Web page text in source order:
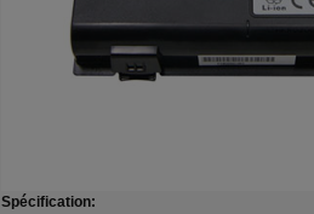
Spécification: